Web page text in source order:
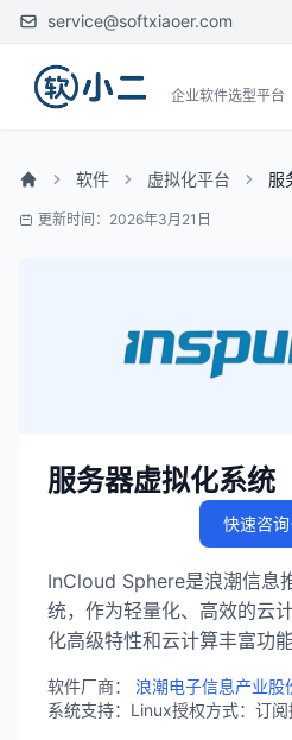
service@softxiaoer.com
企业软件选型平台
软件 虚拟化平台 服
更新时间：2026年3月21日
服务器虚拟化系统
快速咨询
InCloud Sphere是浪潮信息
统，作为轻量化、高效的云
化高级特性和云计算丰富功
SPECvirt虚拟化世界纪录。
软件厂商： 浪潮电子信息产业股
系统支持：Linux授权方式：订阅